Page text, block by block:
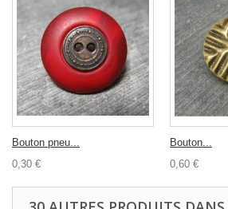
Bouton pneu...
0,30 €
Bouton...
0,60 €